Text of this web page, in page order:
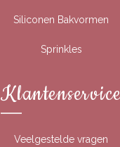
Siliconen Bakvormen
Sprinkles
Veelgestelde vragen